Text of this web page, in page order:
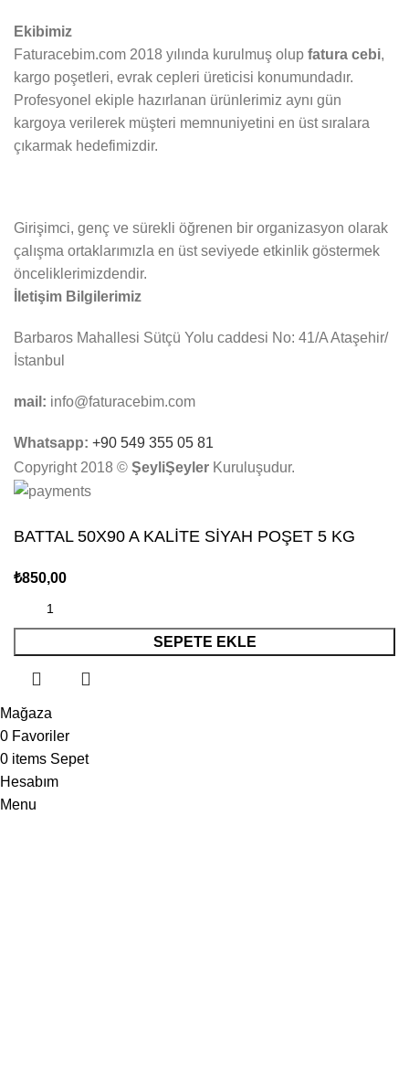
Ekibimiz
Faturacebim.com 2018 yılında kurulmuş olup fatura cebi,
kargo poşetleri, evrak cepleri üreticisi konumundadır.
Profesyonel ekiple hazırlanan ürünlerimiz aynı gün
kargoya verilerek müşteri memnuniyetini en üst sıralara
çıkarmak hedefimizdir.
Girişimci, genç ve sürekli öğrenen bir organizasyon olarak
çalışma ortaklarımızla en üst seviyede etkinlik göstermek
önceliklerimizdendir.
İletişim Bilgilerimiz
Barbaros Mahallesi Sütçü Yolu caddesi No: 41/A Ataşehir/
İstanbul
mail: info@faturacebim.com
Whatsapp: +90 549 355 05 81
Copyright 2018 © ŞeyliŞeyler Kuruluşudur.
BATTAL 50X90 A KALİTE SİYAH POŞET 5 KG
₺850,00
SEPETE EKLE
Mağaza
0 Favoriler
0 items Sepet
Hesabım
Menu